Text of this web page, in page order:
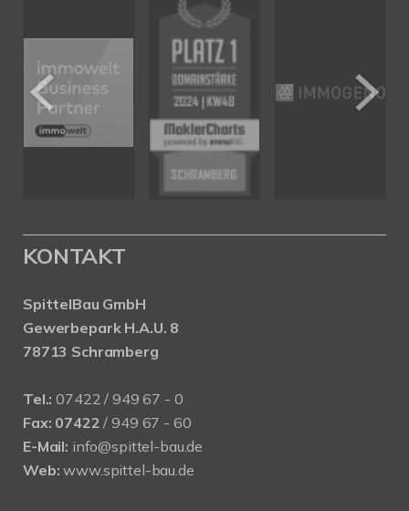
KONTAKT
SpittelBau GmbH
Gewerbepark H.A.U. 8
78713 Schramberg
Tel.: 07422 / 949 67 - 0
Fax: 07422 / 949 67 - 60
E-Mail: info@spittel-bau.de
Web: www.spittel-bau.de